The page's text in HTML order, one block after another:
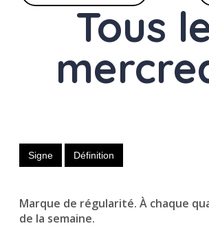
Tous
Signe Définition
Marque de régularité. À chaque
de la semaine.